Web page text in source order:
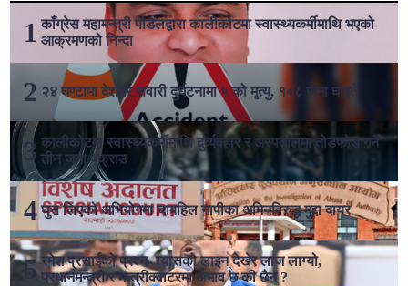
काँग्रेस महामन्त्री पौडेलद्वारा कालीकोटमा स्वास्थ्यकर्मीमाथि भएको
आक्रमणको निन्दा
२४ घण्टामा देशभर सवारी दुर्घटनामा ५ को मृत्यु, १०८ जना घाइते
कालीकोटमा स्वास्थ्यकर्मीमाथि दुर्व्यवहार र अस्पतालमा तोडफोड गर्ने
तीन जना पक्राउ
घुस लिएको अभियोगमा चाबहिल नापीका अमिनविरुद्ध मुद्दा दायर
रमेश प्रसाईको प्रश्न- ग्यासको लाइन देखेर लाज लाग्यो,
प्रधानमन्त्री र मन्त्रीक्वाटरमा अभाव छ की छैन ?